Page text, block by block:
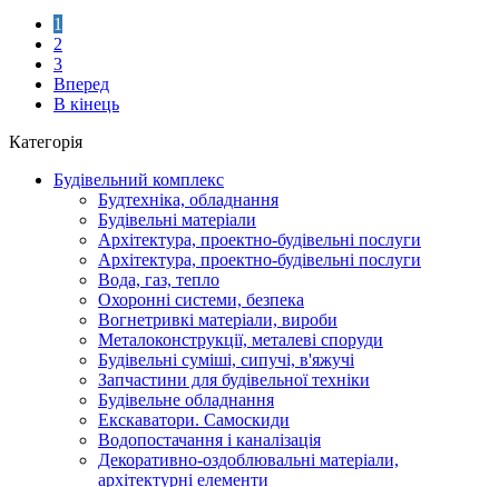
1
2
3
Вперед
В кінець
Категорія
Будівельний комплекс
Будтехніка, обладнання
Будівельні матеріали
Архітектура, проектно-будівельні послуги
Архітектура, проектно-будівельні послуги
Вода, газ, тепло
Охоронні системи, безпека
Вогнетривкі матеріали, вироби
Металоконструкції, металеві споруди
Будівельні суміші, сипучі, в'яжучі
Запчастини для будівельної техніки
Будівельне обладнання
Екскаватори. Самоскиди
Водопостачання і каналізація
Декоративно-оздоблювальні матеріали,
архітектурні елементи